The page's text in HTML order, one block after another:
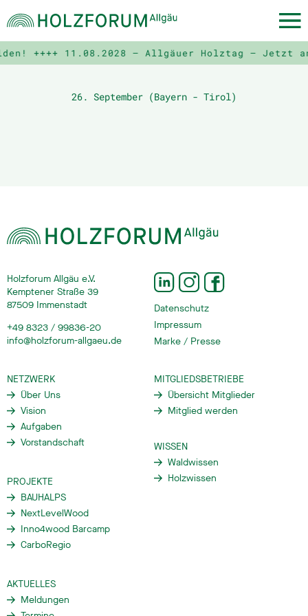
++++ 11.08.2028 – Allgäuer Holztag – Jetzt
26. September (Bayern - Tirol)
Holzforum Allgäu e.V.
Kemptener Straße 39
87509 Immenstadt
+49 8323 / 99836-20
info@holzforum-allgaeu.de
Datenschutz
Impressum
Marke / Presse
NETZWERK
Über Uns
Vision
Aufgaben
Vorstandschaft
MITGLIEDSBETRIEBE
Übersicht Mitglieder
Mitglied werden
WISSEN
Waldwissen
Holzwissen
PROJEKTE
BAUHALPS
NextLevelWood
Inno4wood Barcamp
CarboRegio
AKTUELLES
Meldungen